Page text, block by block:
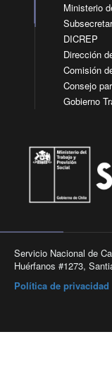
Ministerio
DICREP
Dirección
Comisión
Consejo
Gobierno
Servicio Nacional de
Huérfanos #1273,
Política de privacidad